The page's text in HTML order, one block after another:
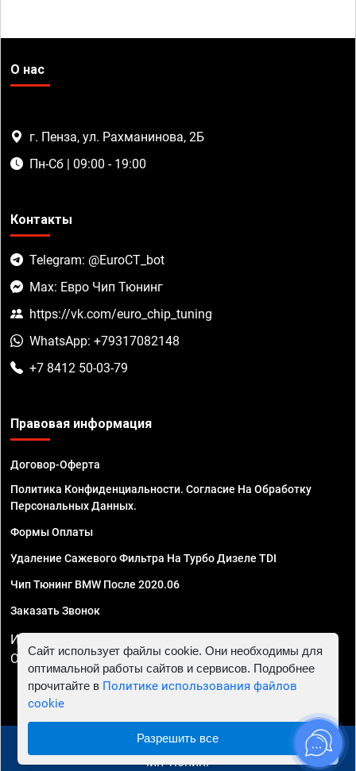
О нас
г. Пенза, ул. Рахманинова, 2Б
Пн-Сб | 09:00 - 19:00
Контакты
Telegram: @EuroCT_bot
Max: Евро Чип Тюнинг
https://vk.com/euro_chip_tuning
WhatsApp: +79317082148
+7 8412 50-03-79
Правовая информация
Договор-Оферта
Политика Конфиденциальности. Согласие На Обработку
Персональных Данных.
Формы Оплаты
Удаление Сажевого Фильтра На Турбо Дизеле TDI
Чип Тюнинг BMW После 2020.06
Заказать Звонок
ИП Смирнов Георгий Павлович. ИНН 781302555843,
ОГРНИП 324470400032610
© 2010 - 2026 Чип тюнинг в Пензе - Автосервис "Евро
Чип Тюнинг"
Сайт использует файлы cookie. Они необходимы для
оптимальной работы сайтов и сервисов. Подробнее
прочитайте в Политике использования файлов
cookie
Разрешить все